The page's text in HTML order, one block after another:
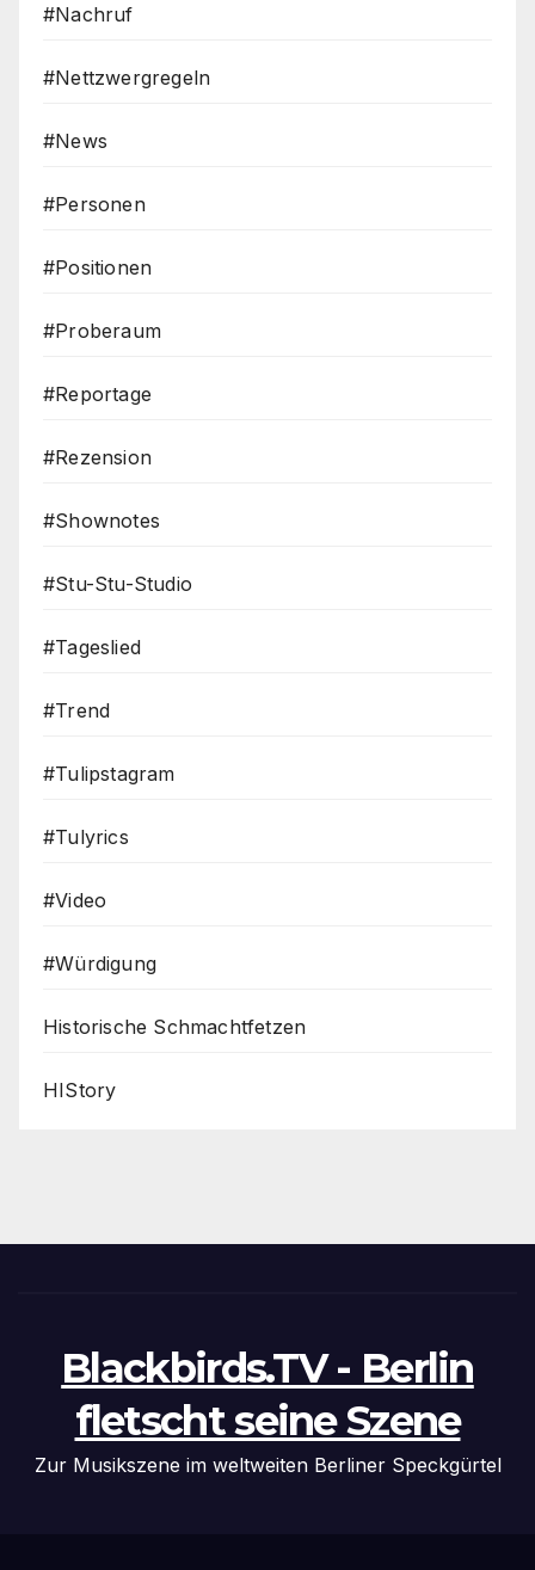
#Nachruf
#Nettzwergregeln
#News
#Personen
#Positionen
#Proberaum
#Reportage
#Rezension
#Shownotes
#Stu-Stu-Studio
#Tageslied
#Trend
#Tulipstagram
#Tulyrics
#Video
#Würdigung
Historische Schmachtfetzen
HIStory
Blackbirds.TV - Berlin
fletscht seine Szene
Zur Musikszene im weltweiten Berliner Speckgürtel